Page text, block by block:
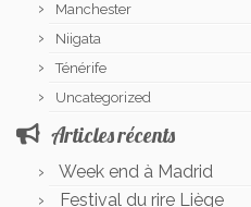
Manchester
Niigata
Ténérife
Uncategorized
Articles récents
Week end à Madrid
Festival du rire Liège